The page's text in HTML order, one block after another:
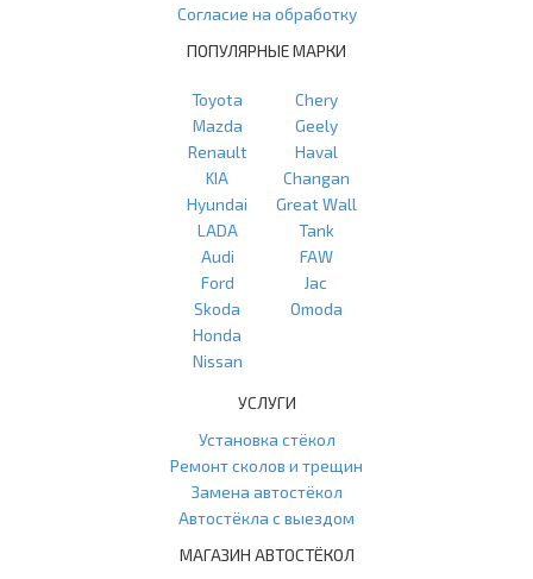
Согласие на обработку
ПОПУЛЯРНЫЕ МАРКИ
Toyota
Mazda
Renault
KIA
Hyundai
LADA
Audi
Ford
Skoda
Honda
Nissan
Chery
Geely
Haval
Changan
Great Wall
Tank
FAW
Jac
Omoda
УСЛУГИ
Установка стёкол
Ремонт сколов и трещин
Замена автостёкол
Автостёкла с выездом
МАГАЗИН АВТОСТЁКОЛ